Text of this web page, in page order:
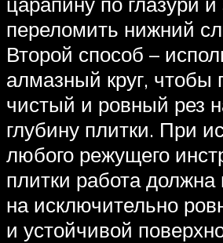
переломить нижний
Второй способ –
алмазный круг, чтобы
чистый и ровный рез
глубину плитки. При
любого режущего
плитки работа должна
на исключительно
и устойчивой